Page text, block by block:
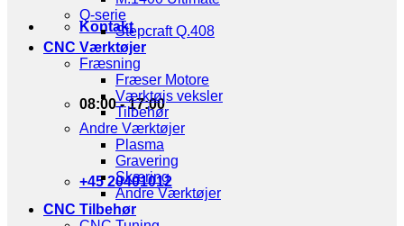
Kontakt
08:00 - 17:00
+45 20401012
Q-serie
Stepcraft Q.408
CNC Værktøjer
Fræsning
Fræser Motore
Værktøjs veksler
Tilbehør
Andre Værktøjer
Plasma
Gravering
Skæring
Andre Værktøjer
CNC Tilbehør